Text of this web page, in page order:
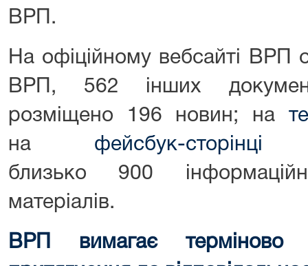
ВРП.
На офіційному вебсайті ВРП
ВРП, 562 інших
розміщено 196 новин; на
на фейсбук-
близько 900
матеріалів.
ВРП вимагає терміново